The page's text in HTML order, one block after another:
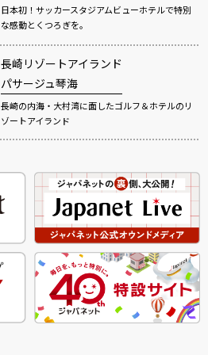
日本初！サッカースタジアムビューホテルで特別
な感動とくつろぎを。
長崎リゾートアイランド
パサージュ琴海
長崎の内海・大村湾に面したゴルフ＆ホテルのリ
ゾートアイランド